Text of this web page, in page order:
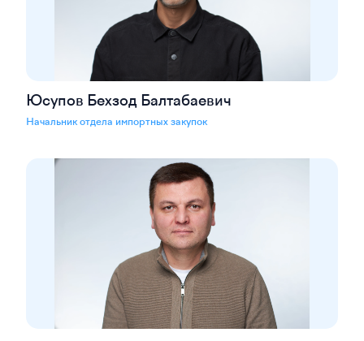
Юсупов Бехзод Балтабаевич
Начальник отдела импортных закупок